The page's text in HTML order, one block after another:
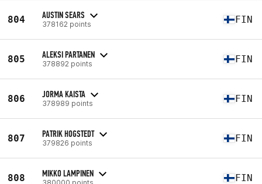
804 AUSTIN SEARS
378162 points FIN
805 ALEKSI PARTANEN
378892 points FIN
806 JORMA KAISTA
378989 points FIN
807 PATRIK HOGSTEDT
379826 points FIN
808 MIKKO LAMPINEN
380000 points FIN